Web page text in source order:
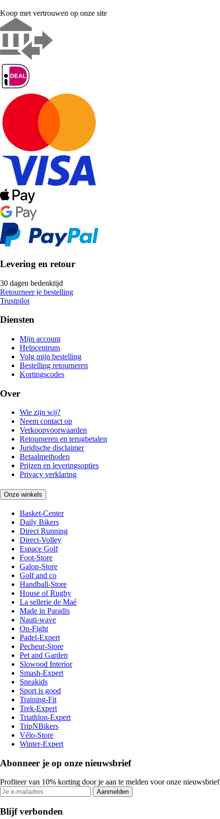
Koop met vertrouwen op onze site
Levering en retour
30 dagen bedenktijd
Retourneer je bestelling
Trustpilot
Diensten
Mijn account
Helpcentrum
Volg mijn bestelling
Bestelling retourneren
Kortingscodes
Over
Wie zijn wij?
Neem contact op
Verkoopvoorwaarden
Retourneren en terugbetalen
Juridische disclaimer
Betaalmethoden
Prijzen en leveringsopties
Privacy verklaring
Onze winkels
Basket-Center
Daily Bikers
Direct Running
Direct-Volley
Espace Golf
Foot-Store
Galop-Store
Golf and co
Handball-Store
House of Rugby
La sellerie de Maé
Made in Paradis
Nauti-wave
On-Fight
Padel-Expert
Pecheur-Store
Pet and Garden
Slowood Interior
Smash-Expert
Sneakids
Sport is good
Training-Fit
Trek-Expert
Triathlon-Expert
TripNBikers
Vélo-Store
Winter-Expert
Abonneer je op onze nieuwsbrief
Profiteer van 10% korting door je aan te melden voor onze nieuwsbrief
Aanmelden
Blijf verbonden